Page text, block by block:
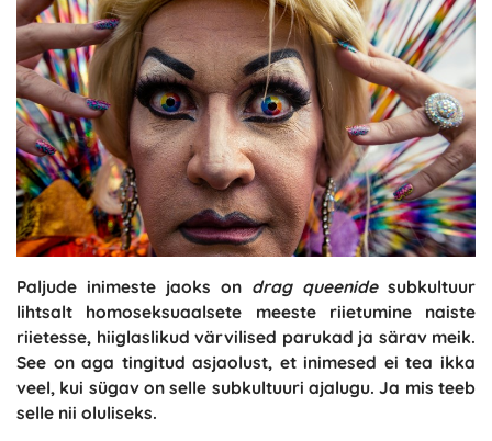
Paljude inimeste jaoks on drag queenidesubkultuur
lihtsalt homoseksuaalsete meeste riietumine naiste
riietesse, hiiglaslikud värvilised parukad ja särav meik.
See on aga tingitud asjaolust, et inimesed ei tea ikka
veel, kui sügav on selle subkultuuri ajalugu. Ja mis teeb
selle nii oluliseks.